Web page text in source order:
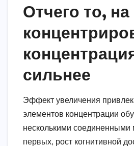
Отчего то, на
сильнее
Эффект увеличения
элементов концентрации
несколькими
первых, рост когнитивной